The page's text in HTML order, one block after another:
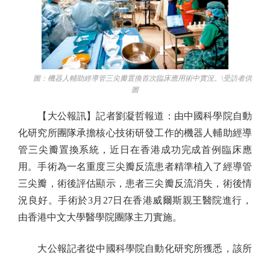
圖：機器人輔助經導管三尖瓣置換首次臨床應用術中實況。\受訪者供
圖
【大公報訊】記者劉凝哲報道：由中國科學院自動
化研究所團隊承擔核心技術研發工作的機器人輔助經導
管三尖瓣置換系統，近日在香港成功完成首例臨床應
用。手術為一名重度三尖瓣反流患者精準植入了經導管
三尖瓣，術後評估顯示，患者三尖瓣反流消失，術後情
況良好。手術於3月27日在香港威爾斯親王醫院進行，
由香港中文大學醫學院團隊主刀實施。
大公報記者從中國科學院自動化研究所獲悉，該所